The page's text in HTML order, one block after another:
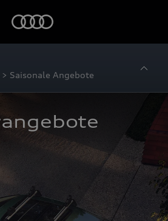
Saisonale Angebote